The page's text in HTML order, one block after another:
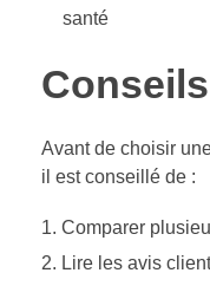
santé
Avant de choisir
il est conseillé de :
Comparer
Lire les avis